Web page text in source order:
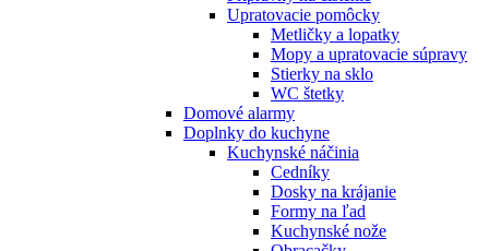
Upratovacie pomôcky
Metličky a lopatky
Mopy a upratovacie súpravy
Stierky na sklo
WC štetky
Domové alarmy
Doplnky do kuchyne
Kuchynské náčinia
Cedníky
Dosky na krájanie
Formy na ľad
Kuchynské nože